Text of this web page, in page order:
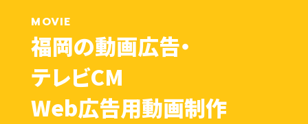
MOVIE
福岡の動画広告・
テレビCM
Web広告用動画制作